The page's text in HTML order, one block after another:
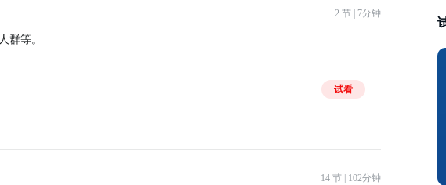
2 节 | 7分钟
群等。
试看
14 节 | 102分钟